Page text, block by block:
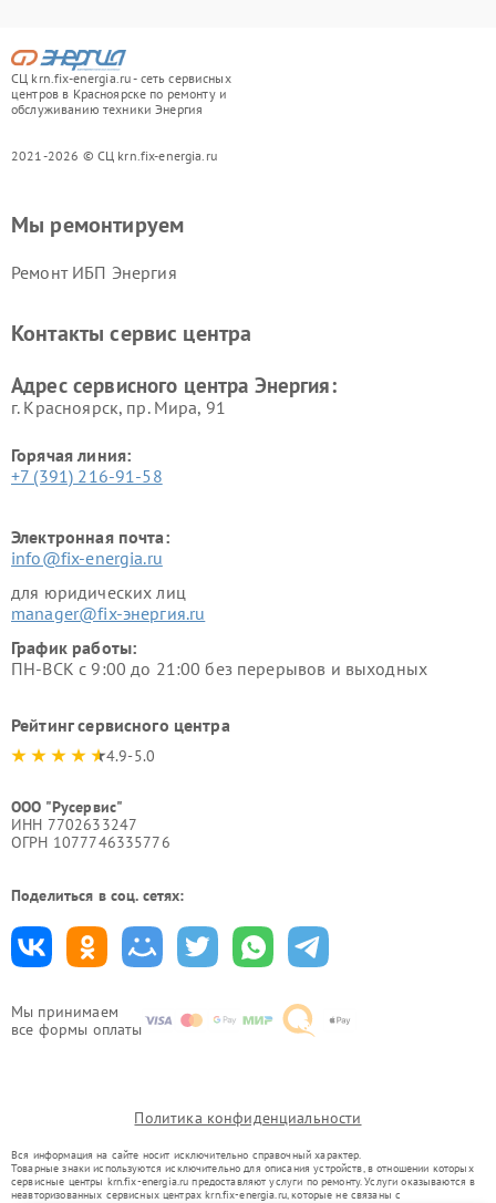
СЦ krn.fix-energia.ru - сеть сервисных
центров в Красноярске по ремонту и
обслуживанию техники Энергия
2021-2026 © СЦ krn.fix-energia.ru
Мы принимаем
все формы оплаты
Мы ремонтируем
Ремонт ИБП Энергия
Контакты сервис центра
Адрес сервисного центра Энергия:
г. Красноярск, ​пр. Мира, 91
Горячая линия:
+7 (391) 216-91-58
Электронная почта:
info@fix-energia.ru
для юридических лиц
manager@fix-энергия.ru
График работы:
ПН-ВСК с 9:00 до 21:00 без перерывов и выходных
Рейтинг сервисного центра
4.9-5.0
ООО "Русервис"
ИНН 7702633247
ОГРН 1077746335776
Поделиться в соц. сетях:
Политика конфиденциальности
Вся информация на сайте носит исключительно справочный характер.
Товарные знаки используются исключительно для описания устройств, в отношении которых
сервисные центры krn.fix-energia.ru предоставляют услуги по ремонту. Услуги оказываются в
неавторизованных сервисных центрах krn.fix-energia.ru, которые не связаны с